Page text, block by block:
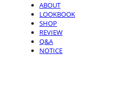
ABOUT
LOOKBOOK
SHOP
REVIEW
Q&A
NOTICE